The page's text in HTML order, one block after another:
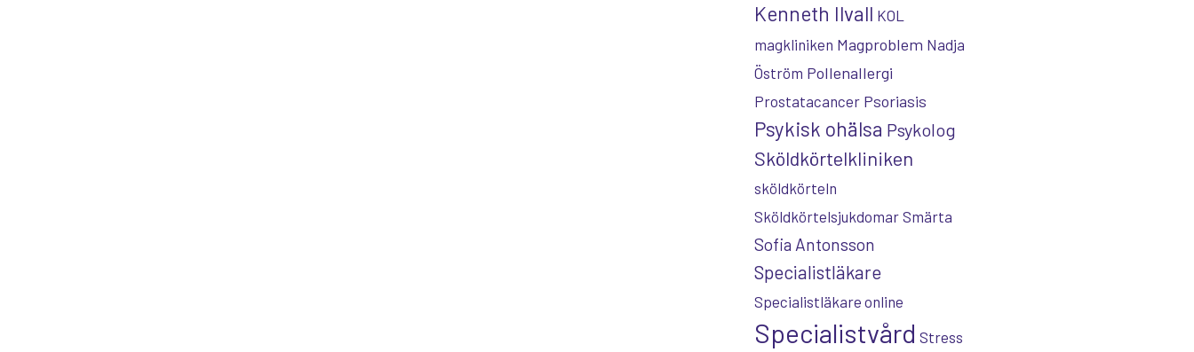
Kenneth Ilvall KOL
magkliniken Magproblem Nadja
Öström Pollenallergi
Prostatacancer Psoriasis
Psykisk ohälsa Psykolog
Sköldkörtelkliniken
sköldkörteln
Sköldkörtelsjukdomar Smärta
Sofia Antonsson
Specialistläkare
Specialistläkare online
Specialistvård Stress